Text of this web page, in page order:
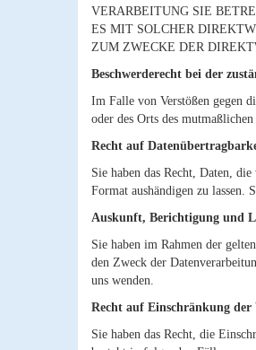
VERARBEITUNG SIE
ES MIT SOLCHER
ZUM ZWECKE DER
Beschwerde­recht bei der
Im Falle von Verstößen gegen
oder des Orts des
Recht auf
Sie haben das Recht, Daten,
Format aushändigen zu lassen.
Auskunft, Berichtigung und
Sie haben im Rahmen der
den Zweck der
uns wenden.
Recht auf Einschränkung der
Sie haben das Recht, die